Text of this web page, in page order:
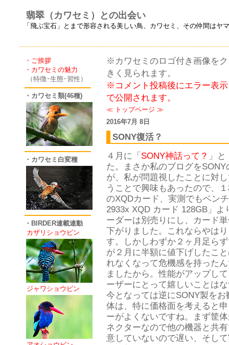
翡翠（カワセミ）との出会い
「飛ぶ宝石」とまで形容される美しい鳥、カワセミ、その仲間は
・ご挨拶
・カワセミの魅力
（特徴･生態･習性）
・カワセミ類(46種)
・カワセミ白変種
・BIRDER連載連動
カザリショウビン
ジャワショウビン
※カワセミのロゴ付き画像を
きく見られます。
※コメント投稿後にエラー表
で公開されます。
≪ トップページ ≫
2016年7月 8日
SONY復活？
４月に「 SONY神話って？ 」と
た。まさか私のブログを
が、私が問題視したことに対
うことで興味もあったので、
のXQDカード、実測でもベン
2933x XQD カード 128GB」
ーダーは別売りにし、カード
下がりました。これならやは
す。しかしわずか２ヶ月足ら
が２月に半額に値下げしたこ
れなくなって危機感を持った
ましたから。性能がアップし
ーザーにとって嬉しいことは
今となっては逆にSONY製を
体は、特に価格面を考えると
ーがよくないですね。まず筐
ネクターなので他の機器と共
意していないので遅い、そし